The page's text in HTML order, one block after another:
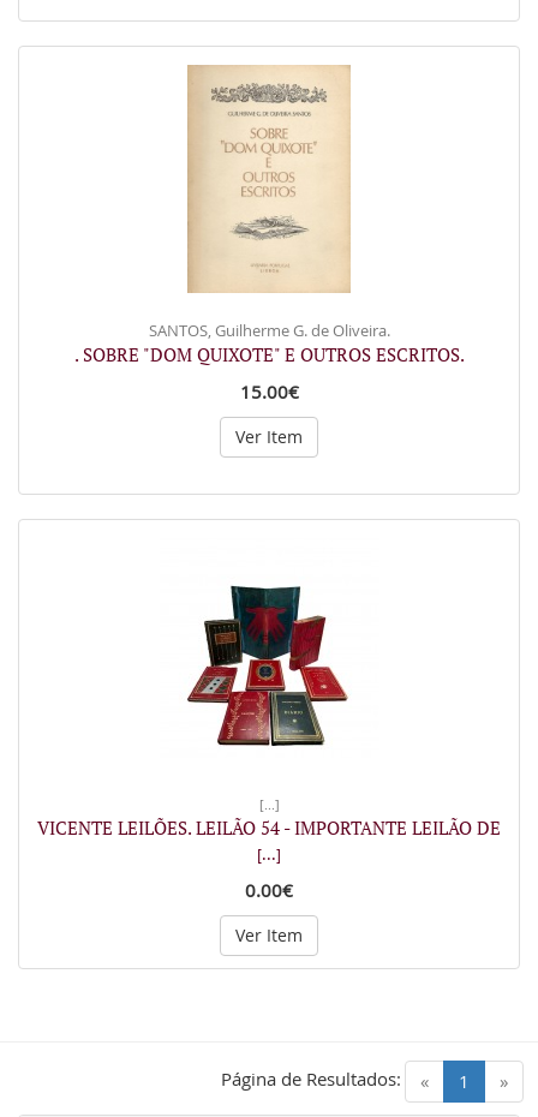
SANTOS, Guilherme G. de Oliveira.
. SOBRE "DOM QUIXOTE" E OUTROS ESCRITOS.
15.00€
Ver Item
[...]
VICENTE LEILÕES. LEILÃO 54 - IMPORTANTE LEILÃO DE
[...]
0.00€
Ver Item
« 1 (current)
»
Página de Resultados: